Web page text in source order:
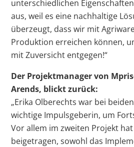
unterschiedlichen
aus, weil es eine nachhaltige
überzeugt, dass wir mit
Produktion erreichen können,
mit Zuversicht entgegen!“
Der Projektmanager von
Arends, blickt zurück:
„Erika Olberechts war bei
wichtige Impulsgeberin, um
Vor allem im zweiten Projekt
beigetragen, sowohl das